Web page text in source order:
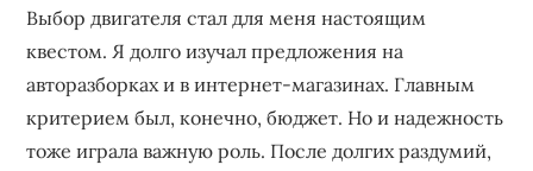
Выбор двигателя стал для меня настоящим
квестом. Я долго изучал предложения на
авторазборках и в интернет-магазинах. Главным
критерием был, конечно, бюджет. Но и надежность
тоже играла важную роль. После долгих раздумий,